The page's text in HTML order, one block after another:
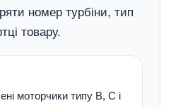
номер турбіни, тип
товару.
моторчики типу B, C і